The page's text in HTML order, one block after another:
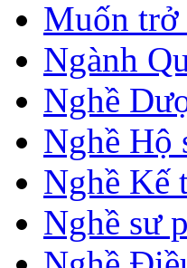
Muốn trở
Ngành
Nghề
Nghề Hộ
Nghề Kế
Nghề sư